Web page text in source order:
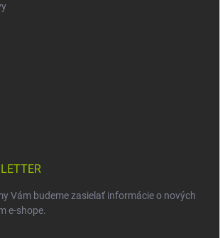
Vám budeme zasielať informácie o nových
e-shope.